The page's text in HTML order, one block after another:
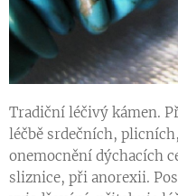
Tradiční léčivý kámen.
léčbě srdečních,
onemocnění dýchacích
sliznice, při anorexii.